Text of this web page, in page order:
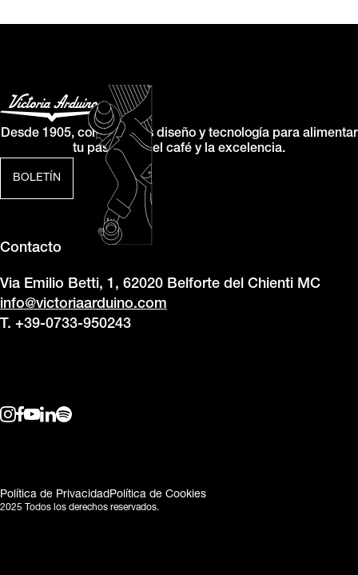
BOLETÍN
Desde 1905, combinamos diseño y tecnología para alimentar
tu pasión por el café y la excelencia.
Contacto
Via Emilio Betti, 1, 62020 Belforte del Chienti MC
info@victoriaarduino.com
T. +39-0733-950243
2025 Todos los derechos reservados.
Política de PrivacidadPolítica de Cookies